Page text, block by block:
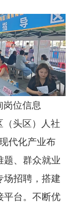
岗位信息
（头区）人社
代化产业布
题、群众就业
场招聘，搭建
平台。不断优